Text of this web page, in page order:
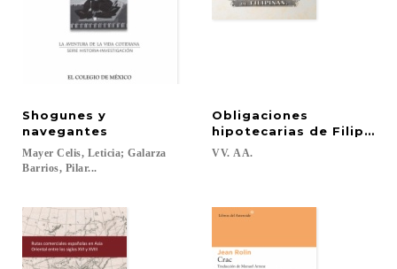
Shogunes y
navegantes
Mayer Celis, Leticia; Galarza
Barrios, Pilar...
Obligaciones
hipotecarias de Filipinas
VV. AA.